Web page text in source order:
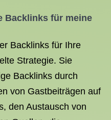
Backlinks für meine
Backlinks für Ihre
Strategie. Sie
Backlinks durch
von Gastbeiträgen auf
den Austausch von